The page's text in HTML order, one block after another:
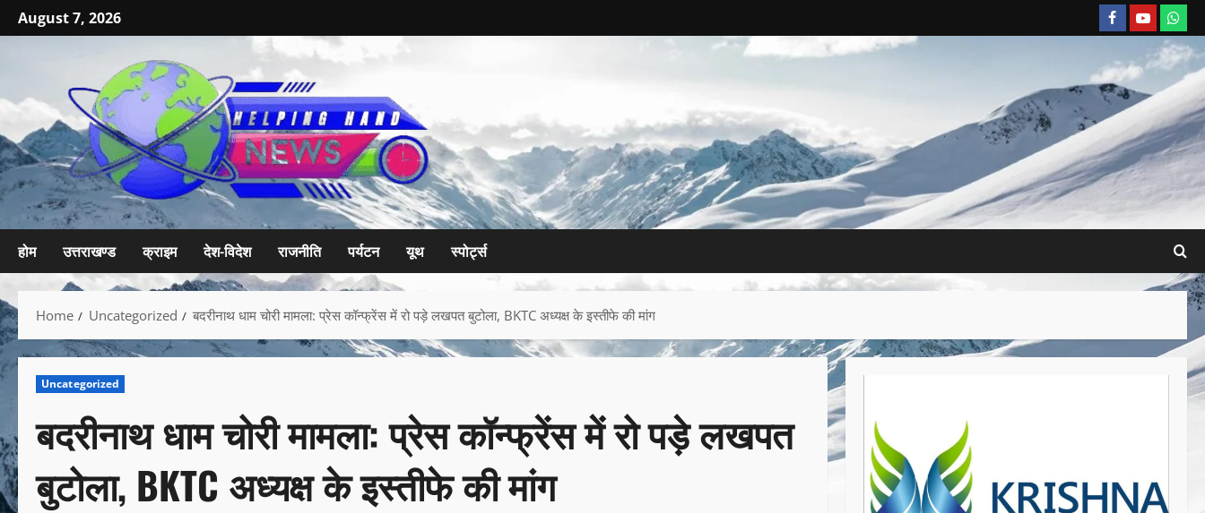
August 7, 2026
होम उत्तराखण्ड क्राइम देश-विदेश राजनीति पर्यटन यूथ स्पोर्ट्स
Home Uncategorized बदरीनाथ धाम चोरी मामला: प्रेस कॉन्फ्रेंस में रो पड़े लखपत बुटोला, BKTC अध्यक्ष के इस्तीफे की मांग
Uncategorized
बदरीनाथ धाम चोरी मामला: प्रेस कॉन्फ्रेंस में रो पड़े लखपत
बुटोला, BKTC अध्यक्ष के इस्तीफे की मांग